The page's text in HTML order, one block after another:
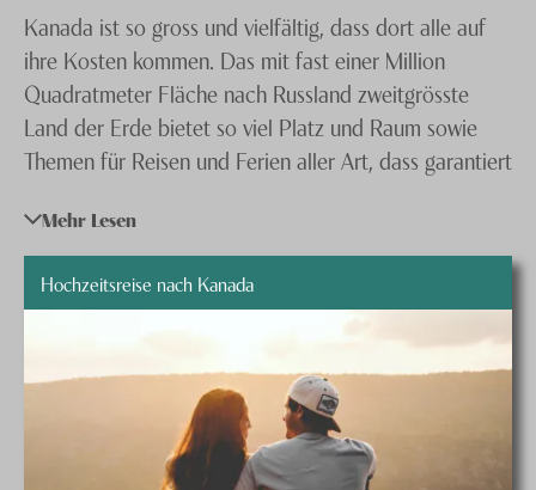
Knecht Gruppe
AGB
Impressum
Jobs
Kanada ist so gross und vielfältig, dass dort alle auf
ihre Kosten kommen. Das mit fast einer Million
Quadratmeter Fläche nach Russland zweitgrösste
Land der Erde bietet so viel Platz und Raum sowie
Themen für Reisen und Ferien aller Art, dass garantiert
den passenden Kanada Urlaub findet. Besonders
Kanadas beeindruckende, imposante, majestätische
und sich schier unendlich bis zum Horizont
erstreckende Landschaften samt ihres riesigen
begeistern jedes Jahr bis zu über 27 Millionen
ausländische Besucher.
Mehr Lesen
Hochzeitsreise nach Kanada